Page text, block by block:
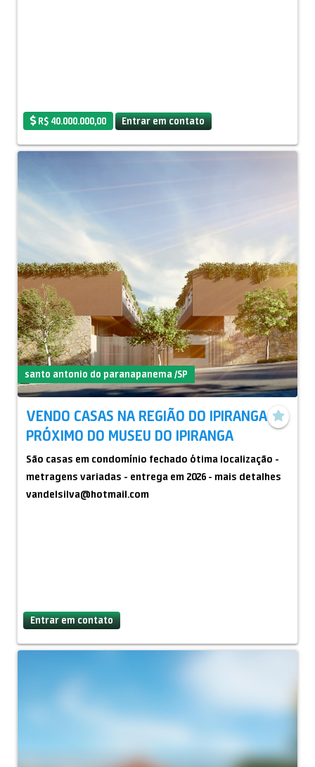
R$ 40.000.000,00 Entrar em contato
santo antonio do paranapanema /SP
VENDO CASAS NA REGIÃO DO IPIRANGA
PRÓXIMO DO MUSEU DO IPIRANGA
São casas em condomínio fechado ótima localização -
metragens variadas - entrega em 2026 - mais detalhes
vandelsilva@hotmail.com
Entrar em contato